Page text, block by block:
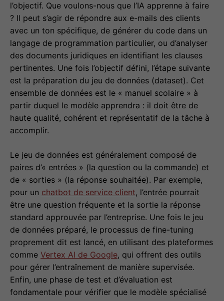
l’objectif. Que voulons-nous que l’IA apprenne à faire
? Il peut s’agir de répondre aux e-mails des clients
avec un ton spécifique, de générer du code dans un
langage de programmation particulier, ou d’analyser
des documents juridiques en identifiant les clauses
pertinentes. Une fois l’objectif défini, l’étape suivante
est la préparation du jeu de données (dataset). Cet
ensemble de données est le « manuel scolaire » à
partir duquel le modèle apprendra : il doit être de
haute qualité, cohérent et représentatif de la tâche à
accomplir.
Le jeu de données est généralement composé de
paires d’« entrées » (la question ou la commande) et
de « sorties » (la réponse souhaitée). Par exemple,
pour un chatbot de service client, l’entrée pourrait
être une question fréquente et la sortie la réponse
standard approuvée par l’entreprise. Une fois le jeu
de données préparé, le processus de fine-tuning
proprement dit est lancé, en utilisant des plateformes
comme Vertex AI de Google, qui offrent des outils
pour gérer l’entraînement de manière supervisée.
Enfin, une phase de test et d’évaluation est
fondamentale pour vérifier que le modèle spécialisé